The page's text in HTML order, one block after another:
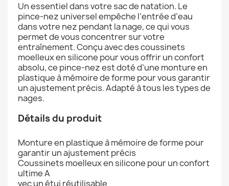
Un essentiel dans votre sac de natation. Le
pince-nez universel empêche l’entrée d’eau
dans votre nez pendant la nage, ce qui vous
permet de vous concentrer sur votre
entraînement. Conçu avec des coussinets
moelleux en silicone pour vous offrir un confort
absolu, ce pince-nez est doté d’une monture en
plastique à mémoire de forme pour vous garantir
un ajustement précis. Adapté à tous les types de
nages.
Détails du produit
Monture en plastique à mémoire de forme pour
garantir un ajustement précis
Coussinets moelleux en silicone pour un confort
ultime A
vec un étui réutilisable